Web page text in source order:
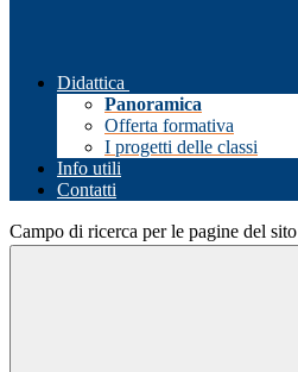
Didattica
Panoramica
Offerta formativa
I progetti delle classi
Info utili
Contatti
Campo di ricerca per le pagine del sito